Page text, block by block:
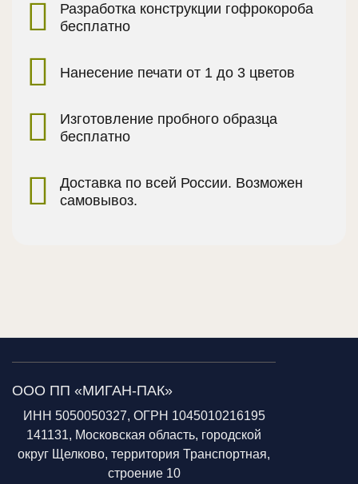
Разработка конструкции гофрокороба
бесплатно
Нанесение печати от 1 до 3 цветов
Изготовление пробного образца
бесплатно
Доставка по всей России. Возможен
самовывоз.
ООО ПП «МИГАН-ПАК»
ИНН 5050050327, ОГРН 1045010216195
141131, Московская область, городской
округ Щелково, территория Транспортная,
строение 10